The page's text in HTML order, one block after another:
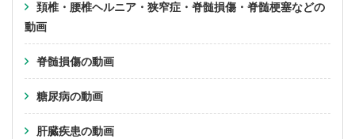
頚椎・腰椎ヘルニア・狭窄症・脊髄損傷・脊髄梗塞などの
動画
脊髄損傷の動画
糖尿病の動画
肝臓疾患の動画